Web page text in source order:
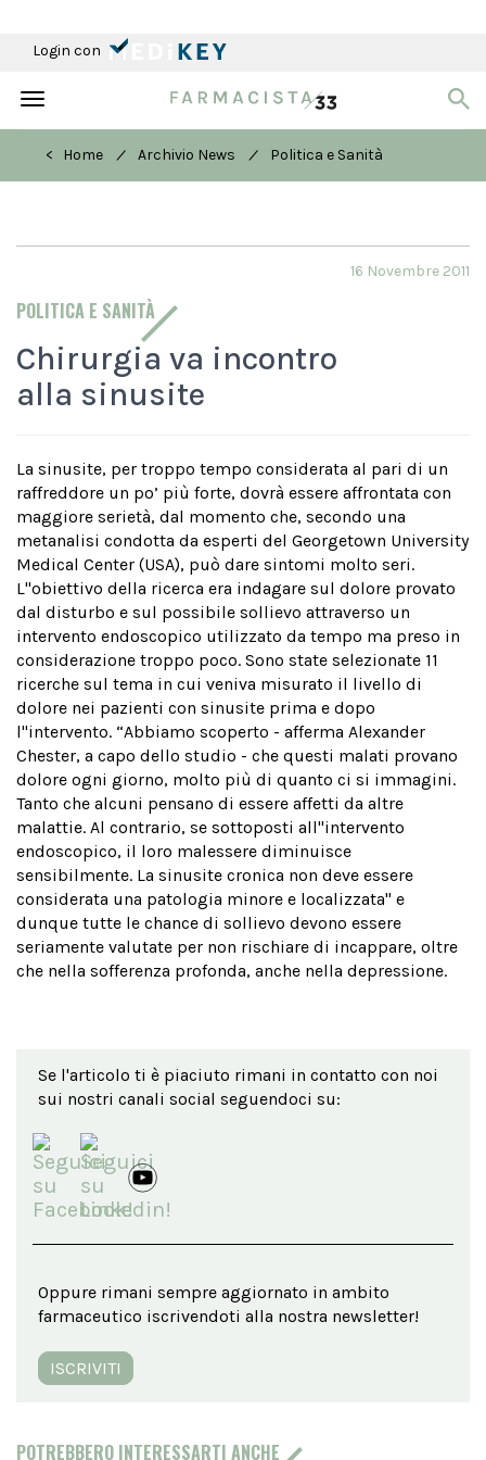
Login con
Toggle
< Home
/ Archivio News / Politica e Sanità
POLITICA E SANITÀ
16 Novembre 2011
Chirurgia va incontro
alla sinusite
La sinusite, per troppo tempo considerata al pari di un
raffreddore un po’ più forte, dovrà essere affrontata con
maggiore serietà, dal momento che, secondo una
metanalisi condotta da esperti del Georgetown University
Medical Center (USA), può dare sintomi molto seri.
L''obiettivo della ricerca era indagare sul dolore provato
dal disturbo e sul possibile sollievo attraverso un
intervento endoscopico utilizzato da tempo ma preso in
considerazione troppo poco. Sono state selezionate 11
ricerche sul tema in cui veniva misurato il livello di
dolore nei pazienti con sinusite prima e dopo
l''intervento. “Abbiamo scoperto - afferma Alexander
Chester, a capo dello studio - che questi malati provano
dolore ogni giorno, molto più di quanto ci si immagini.
Tanto che alcuni pensano di essere affetti da altre
malattie. Al contrario, se sottoposti all''intervento
endoscopico, il loro malessere diminuisce
sensibilmente. La sinusite cronica non deve essere
considerata una patologia minore e localizzata" e
dunque tutte le chance di sollievo devono essere
seriamente valutate per non rischiare di incappare, oltre
che nella sofferenza profonda, anche nella depressione.
Se l'articolo ti è piaciuto rimani in contatto con noi
sui nostri canali social seguendoci su:
Oppure rimani sempre aggiornato in ambito
farmaceutico iscrivendoti alla nostra newsletter!
ISCRIVITI
POTREBBERO INTERESSARTI ANCHE